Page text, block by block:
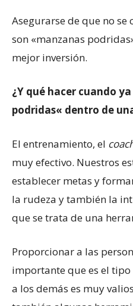
Asegurarse de que no
son «manzanas
mejor inversión.
¿Y qué hacer cuando
podridas« dentro de
El entrenamiento, el
muy efectivo. Nuestros
establecer metas y
la rudeza y también la
que se trata de una
Proporcionar a las
importante que es el
a los demás es muy